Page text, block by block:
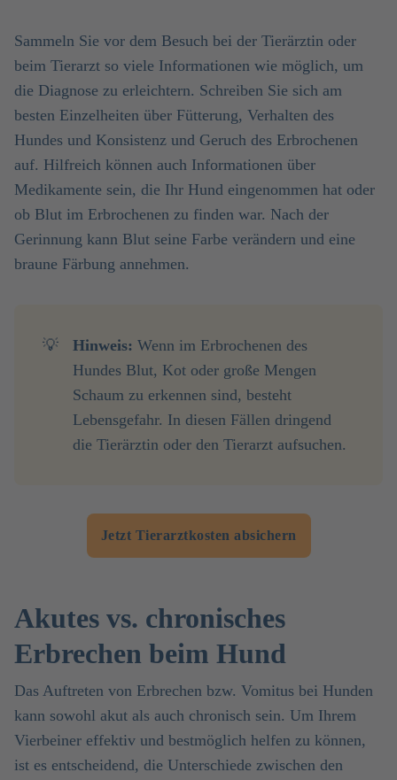
Sammeln Sie vor dem Besuch bei der Tierärztin oder
beim Tierarzt so viele Informationen wie möglich, um
die Diagnose zu erleichtern. Schreiben Sie sich am
besten Einzelheiten über Fütterung, Verhalten des
Hundes und Konsistenz und Geruch des Erbrochenen
auf. Hilfreich können auch Informationen über
Medikamente sein, die Ihr Hund eingenommen hat oder
ob Blut im Erbrochenen zu finden war. Nach der
Gerinnung kann Blut seine Farbe verändern und eine
braune Färbung annehmen.
💡 Hinweis: Wenn im Erbrochenen des
Hundes Blut, Kot oder große Mengen
Schaum zu erkennen sind, besteht
Lebensgefahr. In diesen Fällen dringend
die Tierärztin oder den Tierarzt aufsuchen.
Jetzt Tierarztkosten absichern
Akutes vs. chronisches
Erbrechen beim Hund
Das Auftreten von Erbrechen bzw. Vomitus bei Hunden
kann sowohl akut als auch chronisch sein. Um Ihrem
Vierbeiner effektiv und bestmöglich helfen zu können,
ist es entscheidend, die Unterschiede zwischen den